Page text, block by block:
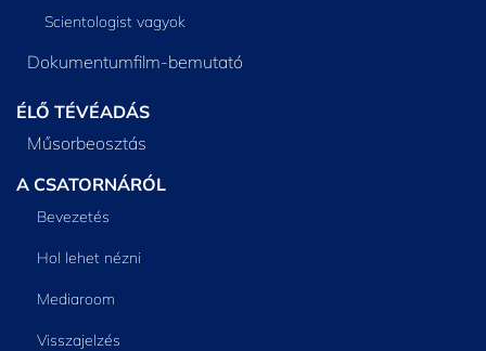
Scientologist vagyok
Dokumentumfilm-bemutató
ÉLŐ TÉVÉADÁS
Műsorbeosztás
A CSATORNÁRÓL
Bevezetés
Hol lehet nézni
Mediaroom
Visszajelzés